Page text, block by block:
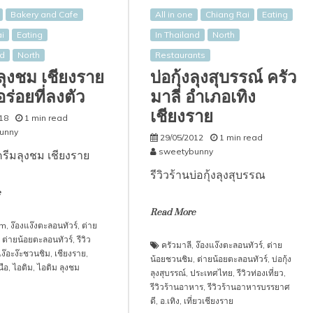
Bakery and Cafe
Eating
North
ชม เชียงราย
อยที่ลงตัว
1 min read
มลุงชม เชียงราย
ง๊องแง๊งตะลอนทัวร์, ต่าย
ต่ายน้อยตะลอนทัวร์,รีวิว
ง๊อะง๊ะชวนชิม เชียงราย
อ,ไอติม ,ไอติม ลุงชม
All in one Chiang Rai
Eating
In Thailand
North
Restaurants
บ่อกุ้งลุงสุบรรณ์ ครัว
มาลี อำเภอเทิง
เชียงราย
29/05/2012
1 min read
sweetybunny
รีวิวร้านบ่อกุ้งลุงสุบรรณ
Read More
ครัวมาลี ง๊องแง๊งตะลอนทัวร์ ต่าย
น้อยชวนชิม ต่ายน้อยตะลอนทัวร์ บ่อกุ้ง
ลุงสุบรรณ์ ประเทศไทย ,รีวิวท่องเที่ยว
รีวิวร้านอาหาร ,รีวิวร้านอาหารบรรยาศ
ดี อ.เทิง เที่ยวเชียงราย